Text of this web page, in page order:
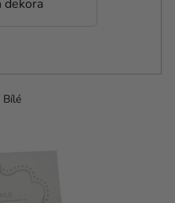
Bílé